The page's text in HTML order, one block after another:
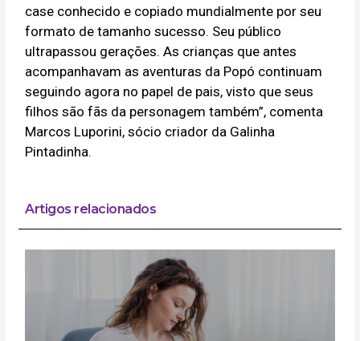
case conhecido e copiado mundialmente por seu
formato de tamanho sucesso. Seu público
ultrapassou gerações. As crianças que antes
acompanhavam as aventuras da Popó continuam
seguindo agora no papel de pais, visto que seus
filhos são fãs da personagem também”, comenta
Marcos Luporini, sócio criador da Galinha
Pintadinha.
Artigos relacionados